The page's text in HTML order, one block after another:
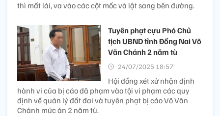
thì mất lái, va vào các cột mốc và lật sang bên đường.
Tuyên phạt cựu Phó Chủ
tịch UBND tỉnh Đồng Nai Võ
Văn Chánh 2 năm tù
24/07/2025 18:57’
Hội đồng xét xử nhận định
hành vi của bị cáo đã phạm vào tội vi phạm các quy
định về quản lý đất đai và tuyên phạt bị cáo Võ Văn
Chánh mức án 2 năm tù.